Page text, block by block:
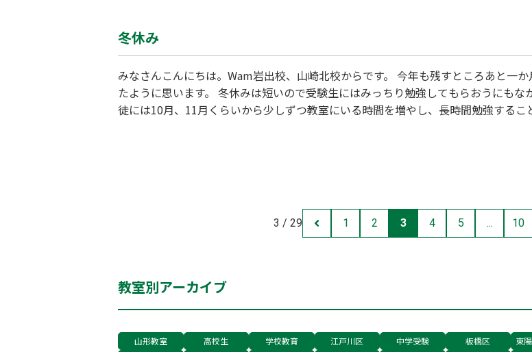
冬休み
みなさんこんにちは。Wam岩出校、山崎北校からです。 今年も残すところあと一
たように思います。 冬休みは短いので受験生にはみっちり勉強してもらおうにも
徒には10月、11月くらいから少しずつ教室にいる時間を増やし、長時間勉強する
3 / 29 1 2 3 4 5 ... 10
教室別アーカイブ
山形教室 高校生 学校教育 江戸川区 中学受験 板橋区 東